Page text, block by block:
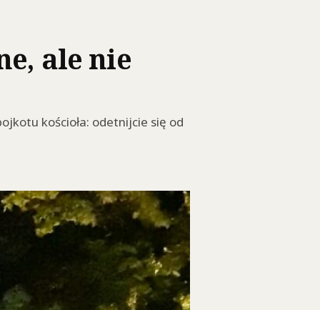
ale nie
kościoła: odetnijcie się od